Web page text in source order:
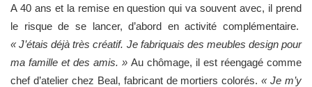
A 40 ans et la remise en question qui va souvent avec, il prend
le risque de se lancer, d’abord en activité complémentaire.
« J’étais déjà très créatif. Je fabriquais des meubles design pour
ma famille et des amis. » Au chômage, il est réengagé comme
chef d’atelier chez Beal, fabricant de mortiers colorés.« Je m’y